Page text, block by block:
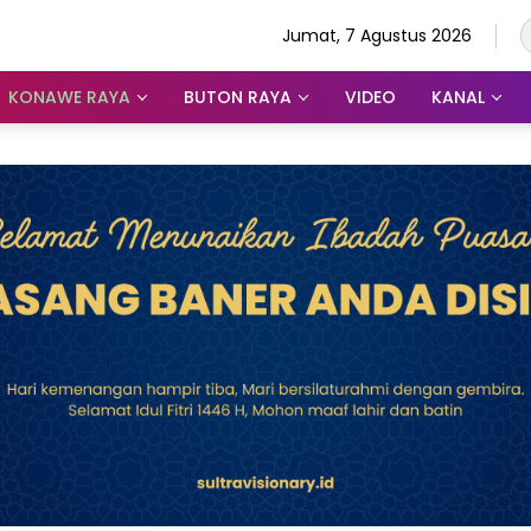
Jumat, 7 Agustus 2026
KONAWE RAYA BUTON RAYA VIDEO KANAL